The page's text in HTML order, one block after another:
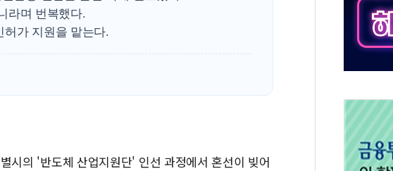
트럼프, 쿡 연준 이사 해임 재추진…"26일까지 의혹 소명" 요구
유럽증시, 美 고용 예상 밖 부진에 연준 금리 인상 가능성 낮아지며 상승…
라며 번복했다.
허가 지원을 맡는다.
시의 '반도체 산업지원단' 인선 과정에서 혼선이 빚어